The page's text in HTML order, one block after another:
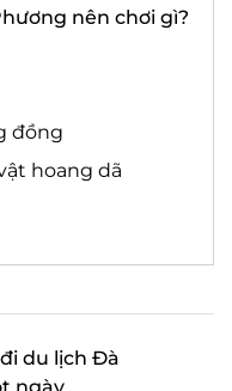
nên chơi gì?
đồng
hoang dã
du lịch Đà